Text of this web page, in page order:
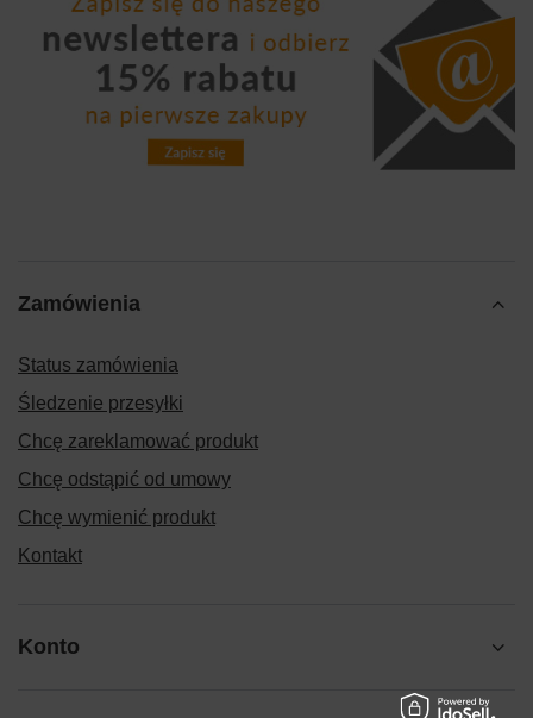
Zamówienia
Status zamówienia
Śledzenie przesyłki
Chcę zareklamować produkt
Chcę odstąpić od umowy
Chcę wymienić produkt
Kontakt
Konto